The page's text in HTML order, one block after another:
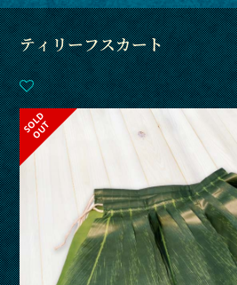
ティリーフスカート
S
O
L
D
O
U
T